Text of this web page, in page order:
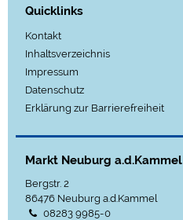
Quicklinks
Kontakt
Inhaltsverzeichnis
Impressum
Datenschutz
Erklärung zur Barrierefreiheit
Markt Neuburg a.d.Kammel
Bergstr. 2
86476 Neuburg a.d.Kammel
08283 9985-0